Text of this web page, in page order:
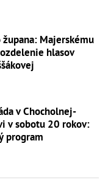
Majerskému
hlasov
v Chocholnej-
v sobotu 20 rokov:
program